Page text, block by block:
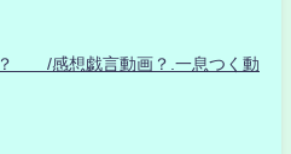
？ /感想戯言動画？.一息つく動